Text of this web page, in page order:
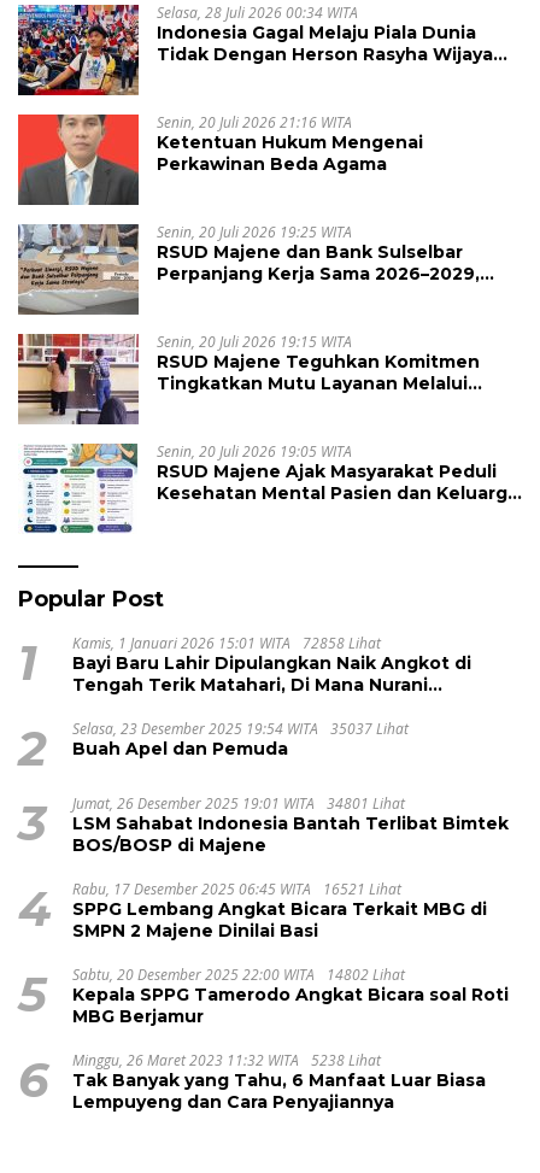
Selasa, 28 Juli 2026 00:34 WITA
Indonesia Gagal Melaju Piala Dunia
Tidak Dengan Herson Rasyha Wijaya
2026
Senin, 20 Juli 2026 21:16 WITA
Ketentuan Hukum Mengenai
Perkawinan Beda Agama
Senin, 20 Juli 2026 19:25 WITA
RSUD Majene dan Bank Sulselbar
Perpanjang Kerja Sama 2026–2029,
Senin, 20 Juli 2026 19:15 WITA
RSUD Majene Teguhkan Komitmen
Tingkatkan Mutu Layanan Melalui
Senin, 20 Juli 2026 19:05 WITA
RSUD Majene Ajak Masyarakat Peduli
Kesehatan Mental Pasien dan Keluarga
Popular Post
1 Kamis, 1 Januari 2026 15:01 WITA 72858 Lihat
Bayi Baru Lahir Dipulangkan Naik Angkot di
Tengah Terik Matahari, Di Mana Nurani
2 Selasa, 23 Desember 2025 19:54 WITA 35037 Lihat
Buah Apel dan Pemuda
3 Jumat, 26 Desember 2025 19:01 WITA 34801 Lihat
LSM Sahabat Indonesia Bantah Terlibat Bimtek
BOS/BOSP di Majene
4 Rabu, 17 Desember 2025 06:45 WITA 16521 Lihat
SPPG Lembang Angkat Bicara Terkait MBG di
SMPN 2 Majene Dinilai Basi
5 Sabtu, 20 Desember 2025 22:00 WITA 14802 Lihat
Kepala SPPG Tamerodo Angkat Bicara soal Roti
MBG Berjamur
6 Minggu, 26 Maret 2023 11:32 WITA 5238 Lihat
Tak Banyak yang Tahu, 6 Manfaat Luar Biasa
Lempuyeng dan Cara Penyajiannya